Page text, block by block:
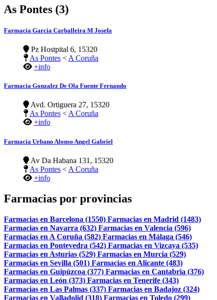
As Pontes (3)
Farmacia Garcia Carballeira M Josefa
Pz Hostpital 6, 15320
As Pontes < A Coruña
+info
Farmacia Gonzalez De Ola Fuente Fernando
Avd. Ortiguera 27, 15320
As Pontes <A Coruña
+info
Farmacia Urbano Alonso Angel Gabriel
Av Da Habana 131, 15320
As Pontes < A Coruña
+info
Farmacias por provincias
Farmacias en Barcelona (1550) Farmacias en Madrid (1483)
Farmacias en Navarra (632) Farmacias en Valencia (596)
Farmacias en A Coruña (582) Farmacias en Málaga (546)
Farmacias en Pontevedra (542) Farmacias en Vizcaya (535)
Farmacias en Asturias (529) Farmacias en Murcia (529)
Farmacias en Sevilla (501) Farmacias en Alicante (483)
Farmacias en Guipúzcoa (377) Farmacias en Cantabria (376)
Farmacias en León (373) Farmacias en Tenerife (343)
Farmacias en Las Palmas (337) Farmacias en Badajoz (324)
Farmacias en Valladolid (318) Farmacias en Toledo (299)